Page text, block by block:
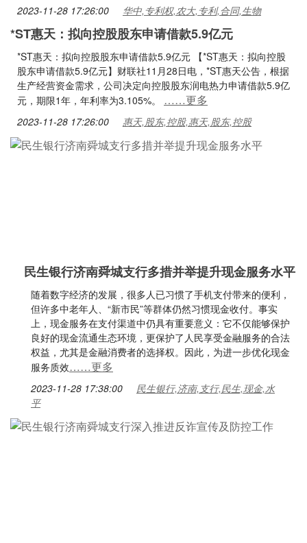
2023-11-28 17:26:00 华中,专利权,农大,专利,合同,生物
*ST惠天：拟向控股股东申请借款5.9亿元
*ST惠天：拟向控股股东申请借款5.9亿元 【*ST惠天：拟向控股
股东申请借款5.9亿元】财联社11月28日电，*ST惠天公告，根据
生产经营资金需求，公司决定向控股股东润电热力申请借款5.9亿
元，期限1年，年利率为3.105%。 ……更多
2023-11-28 17:26:00 惠天,股东,控股,惠天,股东,控股
民生银行济南舜城支行多措并举提升现金服务水平
随着数字经济的发展，很多人已习惯了手机支付带来的便利，
但许多中老年人、“新市民”等群体仍然习惯现金收付。事实
上，现金服务在支付渠道中仍具有重要意义：它不仅能够保护
良好的现金流通生态环境，更保护了人民享受金融服务的合法
权益，尤其是金融消费者的选择权。因此，为进一步优化现金
服务质效……更多
2023-11-28 17:38:00
民生银行,济南,支行,民生,现金,水
平